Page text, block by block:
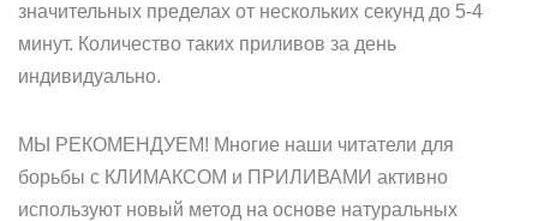
значительных пределах от нескольких секунд до 5-4
минут. Количество таких приливов за день
индивидуально.
МЫ РЕКОМЕНДУЕМ! Многие наши читатели для
борьбы с КЛИМАКСОМ и ПРИЛИВАМИ активно
используют новый метод на основе натуральных